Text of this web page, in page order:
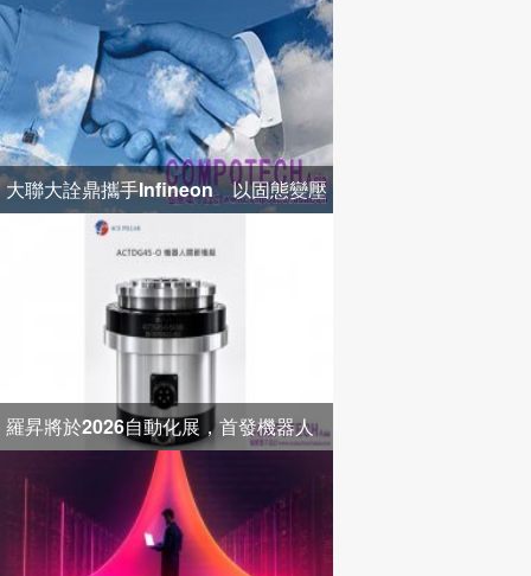
大聯大詮鼎攜手Infineon 以固態變壓
器打造高效配電新架構
羅昇將於2026自動化展，首發機器人
關節模組 布局機器人與精密